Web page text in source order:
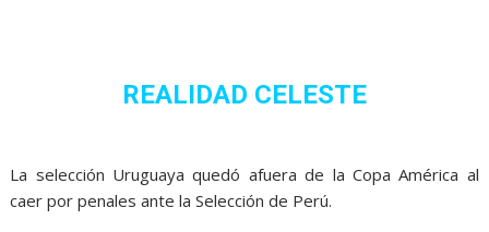
REALIDAD CELESTE
La selección Uruguaya quedó afuera de la Copa América al
caer por penales ante la Selección de Perú.